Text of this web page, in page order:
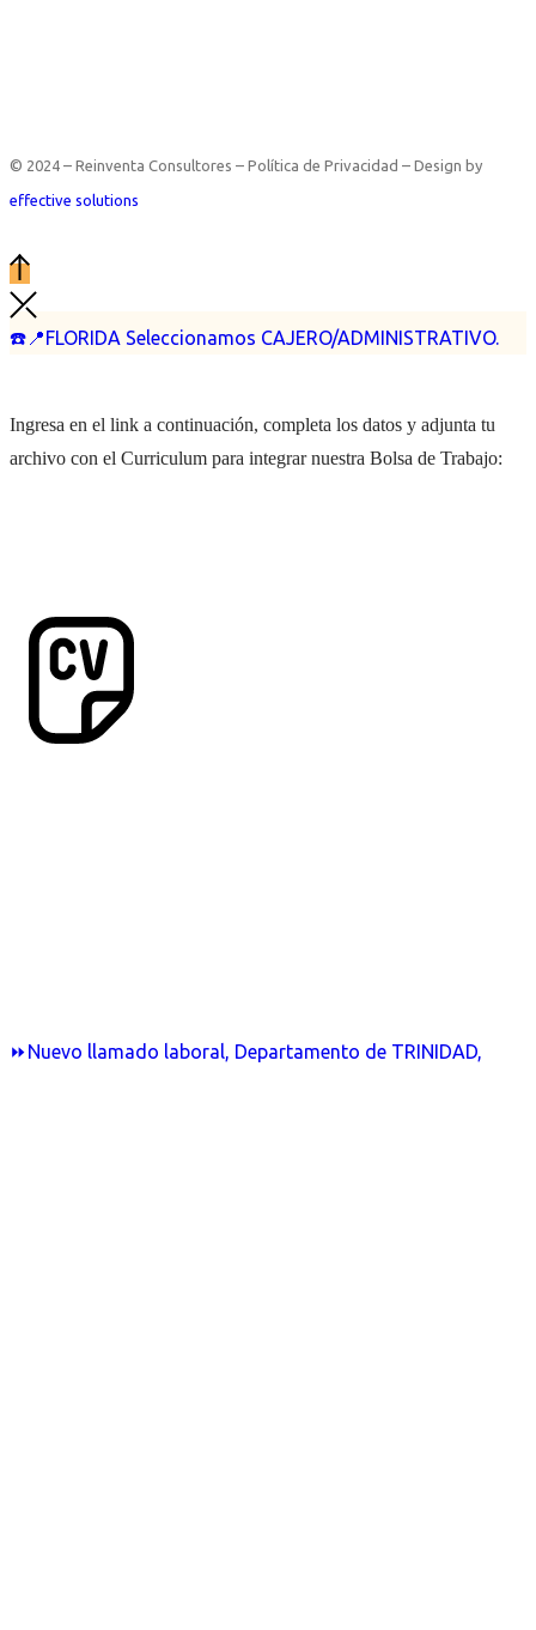
☎️📍FLORIDA Seleccionamos CAJERO/ADMINISTRATIVO.
⏩Nuevo llamado laboral, Departamento de TRINIDAD,
© 2024 – Reinventa Consultores – Política de Privacidad – Design by
effective solutions
Ingresa en el link a continuación, completa los datos y adjunta tu
archivo con el Curriculum para integrar nuestra Bolsa de Trabajo: